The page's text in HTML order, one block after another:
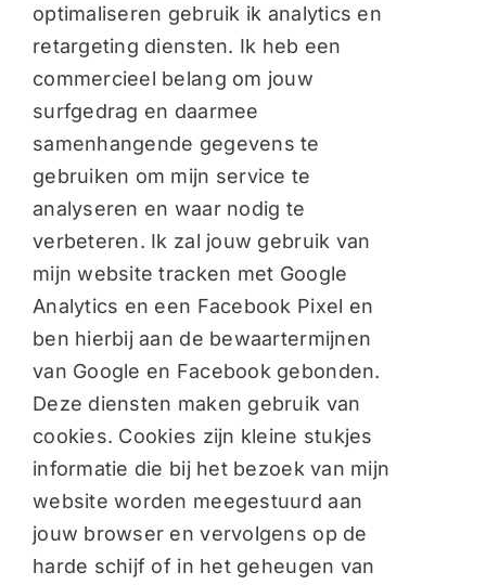
optimaliseren gebruik ik analytics en
retargeting diensten. Ik heb een
commercieel belang om jouw
surfgedrag en daarmee
samenhangende gegevens te
gebruiken om mijn service te
analyseren en waar nodig te
verbeteren. Ik zal jouw gebruik van
mijn website tracken met Google
Analytics en een Facebook Pixel en
ben hierbij aan de bewaartermijnen
van Google en Facebook gebonden.
Deze diensten maken gebruik van
cookies. Cookies zijn kleine stukjes
informatie die bij het bezoek van mijn
website worden meegestuurd aan
jouw browser en vervolgens op de
harde schijf of in het geheugen van